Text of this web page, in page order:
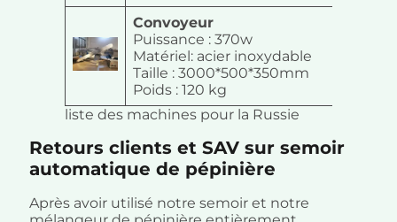
Convoyeur
Puissance : 370w
Matériel: acier inoxydable
Taille : 3000*500*350mm
Poids : 120 kg
liste des machines pour la Russie
Retours clients et SAV sur semoir
automatique de pépinière
Après avoir utilisé notre semoir et notre